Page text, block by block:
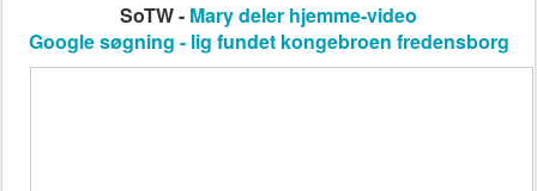
SoTW - Mary deler hjemme-video
Google søgning - lig fundet kongebroen fredensborg